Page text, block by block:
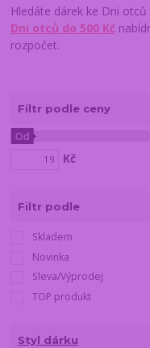
Hledáte dárek ke Dni
Dni otců do 500 Kč
rozpočet.
Fíltr podle ceny
Kč
Od
Filtr podle
Skladem
Novinka
Sleva/Výprodej
TOP produkt
Styl dárku